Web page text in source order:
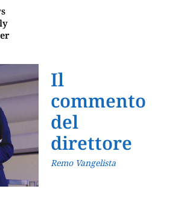
Il
commento
del
direttore
Remo Vangelista